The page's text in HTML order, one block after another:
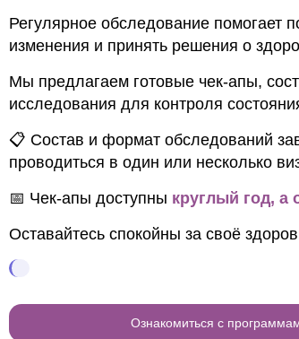
Регулярное обследование помогает
изменения и принять решения о
Мы предлагаем готовые чек-апы,
исследования для контроля
📋 Состав и формат обследований
проводиться в один или несколько
📅 Чек-апы доступны круглый год, а
Оставайтесь спокойны за своё
Ознакомиться с